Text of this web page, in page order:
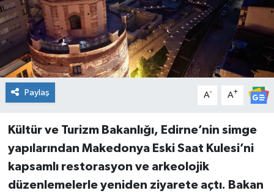
Paylaş A- A+
Kültür ve Turizm Bakanlığı, Edirne’nin simge
yapılarından Makedonya Eski Saat Kulesi’ni
kapsamlı restorasyon ve arkeolojik
düzenlemelerle yeniden ziyarete açtı. Bakan
Sağlık
Spor
Turizm